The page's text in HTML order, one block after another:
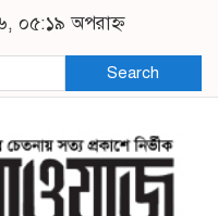
০৫:১৯ অপরাহ্ন
Search